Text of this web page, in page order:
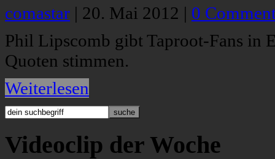
comastar | 20. Mai 2012 | 0
Phil Lipscomb gibt Taproot-Fans in
Quoten stimmen.
Weiterlesen
Videoclip der Woche